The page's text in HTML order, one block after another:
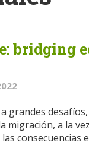
bridging
grandes
migración, a la
consecuencias